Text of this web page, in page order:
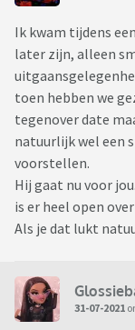
Ik kwam tijdens
later zijn, alleen
toen hebben we
tegenover date
natuurlijk wel een
voorstellen.
Hij gaat nu voor
is er heel open
Als je dat lukt
31-07-2021